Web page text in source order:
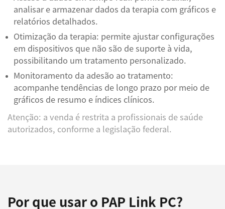
analisar e armazenar dados da terapia com gráficos e
relatórios detalhados.
Otimização da terapia: permite ajustar configurações
em dispositivos que não são de suporte à vida,
possibilitando um tratamento personalizado.
Monitoramento da adesão ao tratamento:
acompanhe tendências de longo prazo por meio de
gráficos de resumo e índices clínicos.
Atenção: a venda é restrita a profissionais de saúde
autorizados, conforme a legislação federal.
Por que usar o PAP Link PC?